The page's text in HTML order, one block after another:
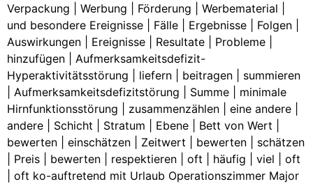
Verpackung | Werbung | Förderung | Werbematerial |
und besondere Ereignisse | Fälle | Ergebnisse | Folgen |
Auswirkungen | Ereignisse | Resultate | Probleme |
hinzufügen | Aufmerksamkeitsdefizit-
Hyperaktivitätsstörung | liefern | beitragen | summieren
| Aufmerksamkeitsdefizitstörung | Summe | minimale
Hirnfunktionsstörung | zusammenzählen | eine andere |
andere | Schicht | Stratum | Ebene | Bett von Wert |
bewerten | einschätzen | Zeitwert | bewerten | schätzen
| Preis | bewerten | respektieren | oft | häufig | viel | oft
| oft ko-auftretend mit Urlaub Operationszimmer Major